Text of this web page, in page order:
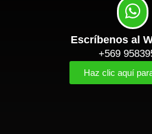
Escríbenos al
+569
Haz clic aquí